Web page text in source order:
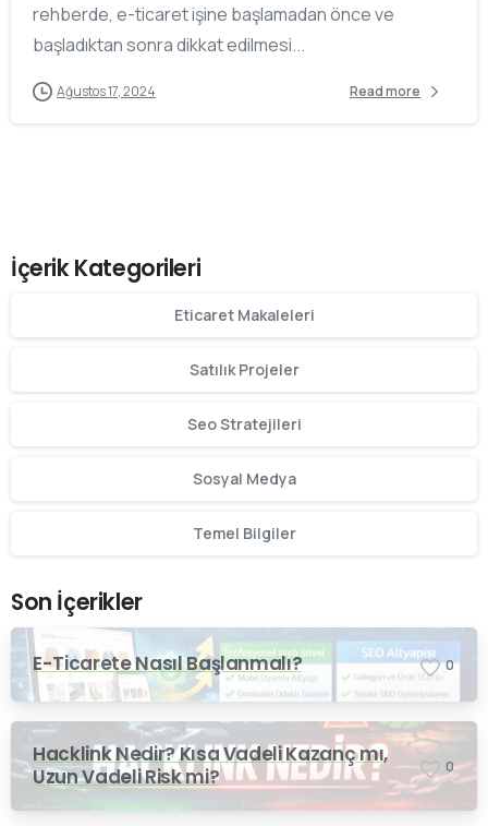
rehberde, e-ticaret işine başlamadan önce ve
başladıktan sonra dikkat edilmesi...
Ağustos 17, 2024 Read more
İçerik Kategorileri
Eticaret Makaleleri
Satılık Projeler
Seo Stratejileri
Sosyal Medya
Temel Bilgiler
Son İçerikler
E-Ticarete Nasıl Başlanmalı? 0
Hacklink Nedir? Kısa Vadeli Kazanç mı,
Uzun Vadeli Risk mi?
0